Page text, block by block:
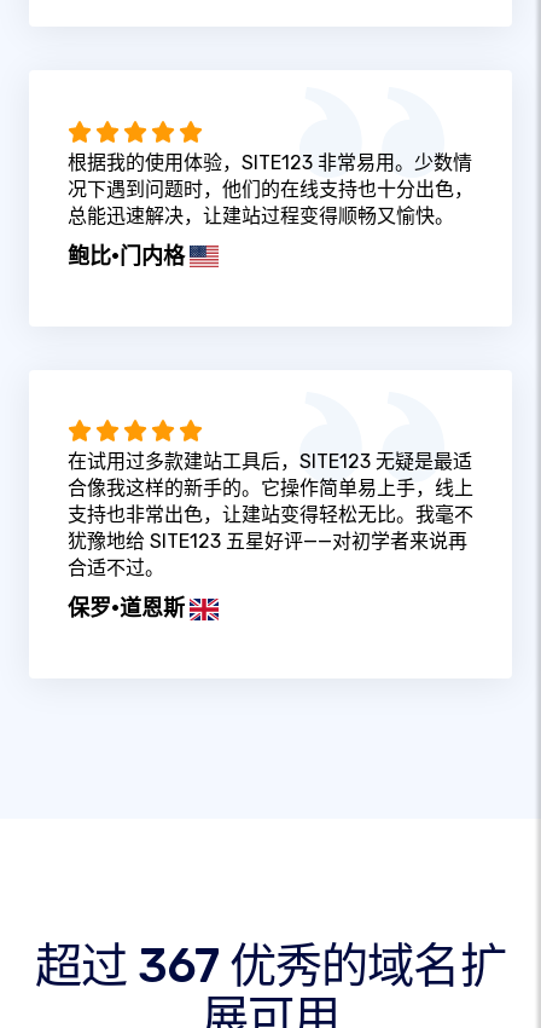
根据我的使用体验，SITE123 非常易用。少数情
况下遇到问题时，他们的在线支持也十分出色，
总能迅速解决，让建站过程变得顺畅又愉快。
鲍比·门内格
在试用过多款建站工具后，SITE123 无疑是最适
合像我这样的新手的。它操作简单易上手，线上
支持也非常出色，让建站变得轻松无比。我毫不
犹豫地给 SITE123 五星好评——对初学者来说再
合适不过。
保罗·道恩斯
超过 367 优秀的域名扩